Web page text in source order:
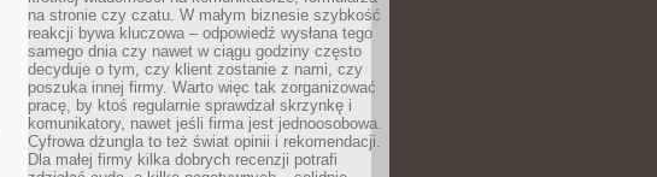
na stronie czy czatu. W małym biznesie szybkość
reakcji bywa kluczowa – odpowiedź wysłana tego
samego dnia czy nawet w ciągu godziny często
decyduje o tym, czy klient zostanie z nami, czy
poszuka innej firmy. Warto więc tak zorganizować
pracę, by ktoś regularnie sprawdzał skrzynkę i
komunikatory, nawet jeśli firma jest jednoosobowa.
Cyfrowa dżungla to też świat opinii i rekomendacji.
Dla małej firmy kilka dobrych recenzji potrafi